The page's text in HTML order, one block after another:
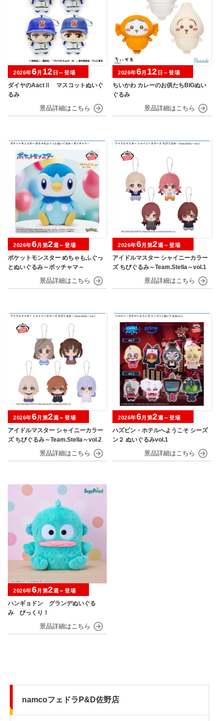
ダイヤのAactⅡ マスコットぬいぐ
るみ
2026年6月 12 日～登場
ちいかわ カレーのお供たちBIGぬい
ぐるみ
2026年6月 12 日～登場
ポケットモンスター めちゃもふぐっ
とぬいぐるみ～ポッチャマ～
2026年6月第2週～登場
アイドルマスター シャイニーカラー
ズ ちびぐるみ～Team.Stella～vol.1
2026年6月第2週～登場
アイドルマスター シャイニーカラー
ズ ちびぐるみ～Team.Stella～vol.2
2026年6月第2週～登場
ハズビン・ホテルへようこそ シーズ
ン２ ぬいぐるみvol.1
2026年6月第2週～登場
ハンギョドン グランデぬいぐる
み びっくり！
2026年6月第2週～登場
namcoフェドラP&D佐野店